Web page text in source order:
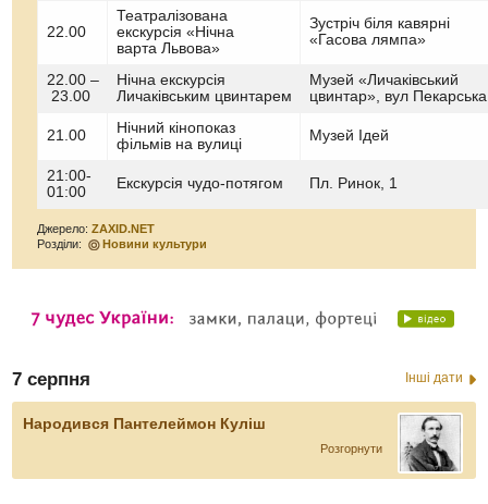
22.00
Театралізована
екскурсія «Нічна
варта Львова»
Зустріч біля кавярні
«Гасова лямпа»
22.00 –
23.00
Нічна екскурсія
Личаківським цвинтарем
Музей «Личаківський
цвинтар», вул
21.00
Нічний кінопоказ
фільмів на вулиці
Музей Ідей
21:00-
01:00
Екскурсія чудо-потягом Пл. Ринок, 1
Джерело:ZAXID.NET
Розділи:
Новини культури
7 серпня Інші дати
Народився Пантелеймон Куліш
Розгорнути